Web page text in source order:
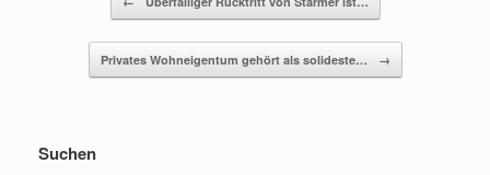
Privates Wohneigentum gehört als solideste… →
Suchen